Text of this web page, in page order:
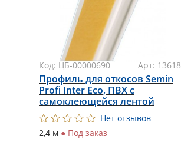
Код: ЦБ-00000690 Арт: 13618
Профиль для откосов Semin
Profi Inter Eco, ПВХ с
самоклеющейся лентой
Нет отзывов
2,4 м ● Под заказ